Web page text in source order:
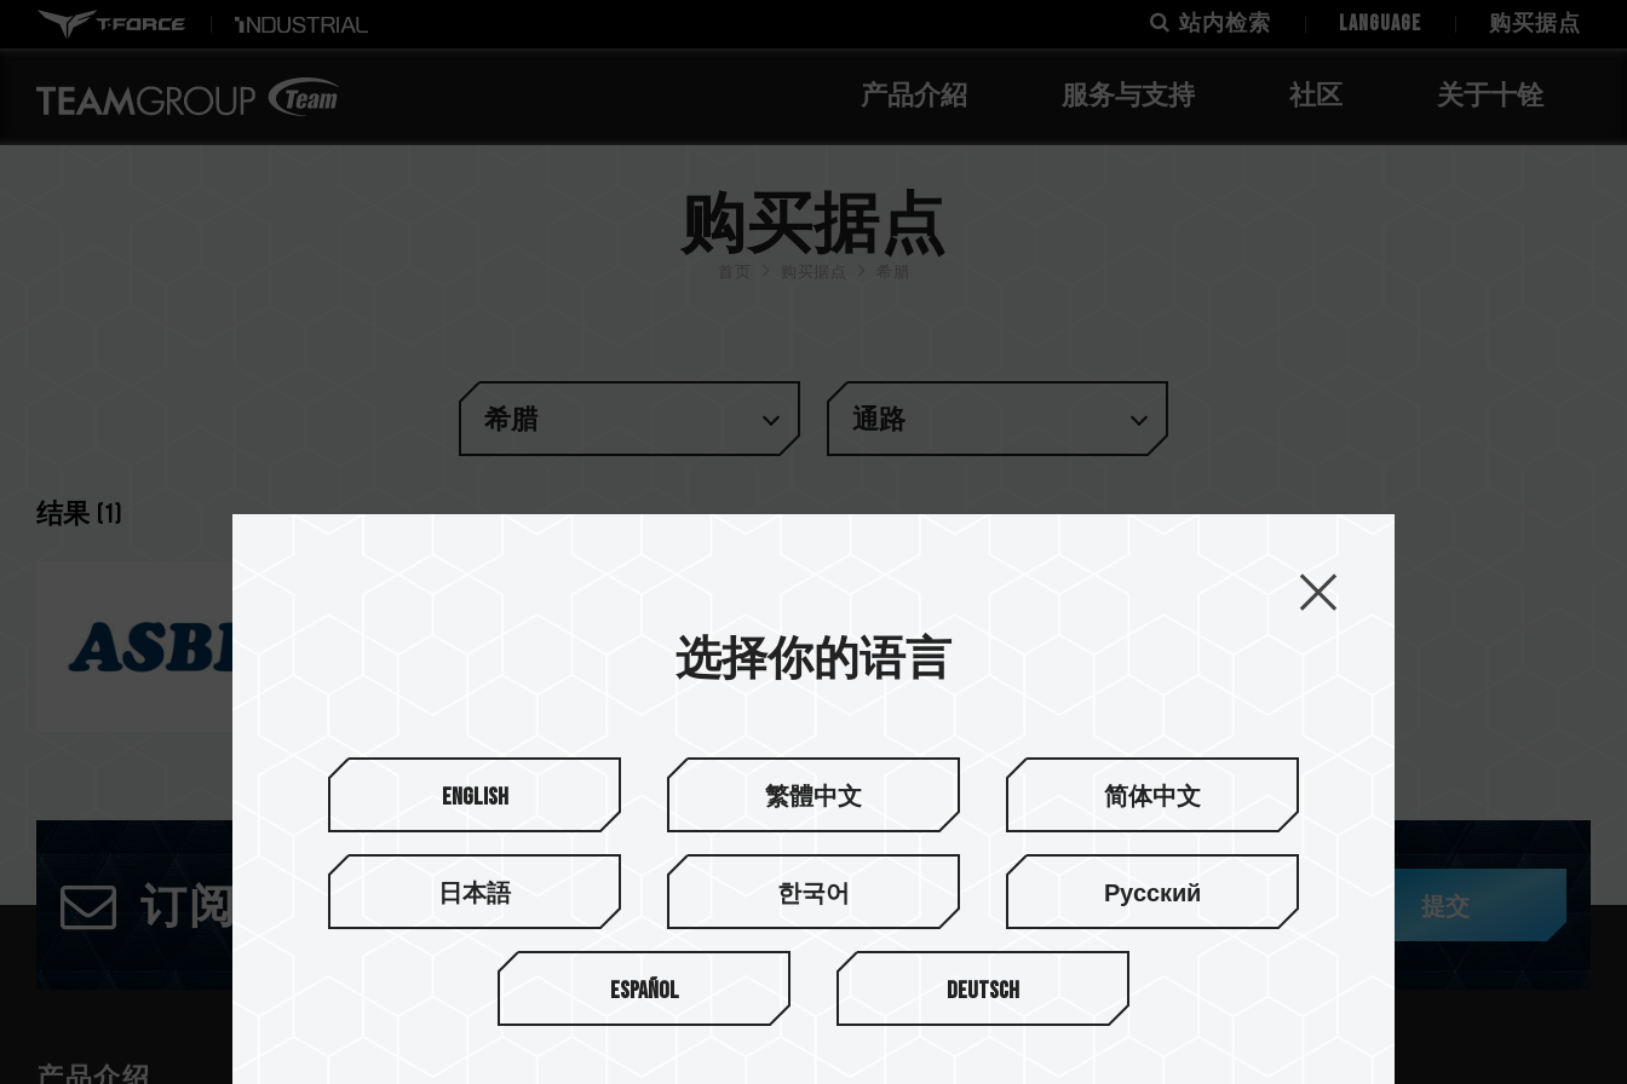
站内检索 LANGUAGE 购买据点
产品介紹 服务与支持 社区 关于十铨
购买据点
购买据点 希腊
希腊 通路
结果 (1)
订阅电子报 提交
选择你的语言
English 繁體中文 简体中文
日本語 한국어 Русский
Español Deutsch